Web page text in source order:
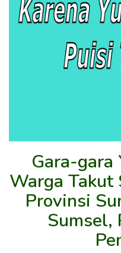
Gara-gara
Warga Takut
Provinsi
Sumsel,